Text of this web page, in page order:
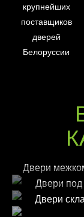
крупнейших
поставщиков
дверей
Белоруссии
Двери
Двери под
Двери